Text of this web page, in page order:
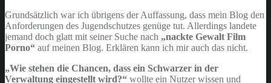
Grundsätzlich war ich übrigens der Auffassung, dass mein Blog den
Anforderungen des Jugendschutzes genüge tut. Allerdings landete
jemand doch glatt mit seiner Suche nach „nackte Gewalt Film
Porno“ auf meinen Blog. Erklären kann ich mir auch das nicht.
„Wie stehen die Chancen, dass ein Schwarzer in der
Verwaltung eingestellt wird?“ wollte ein Nutzer wissen und